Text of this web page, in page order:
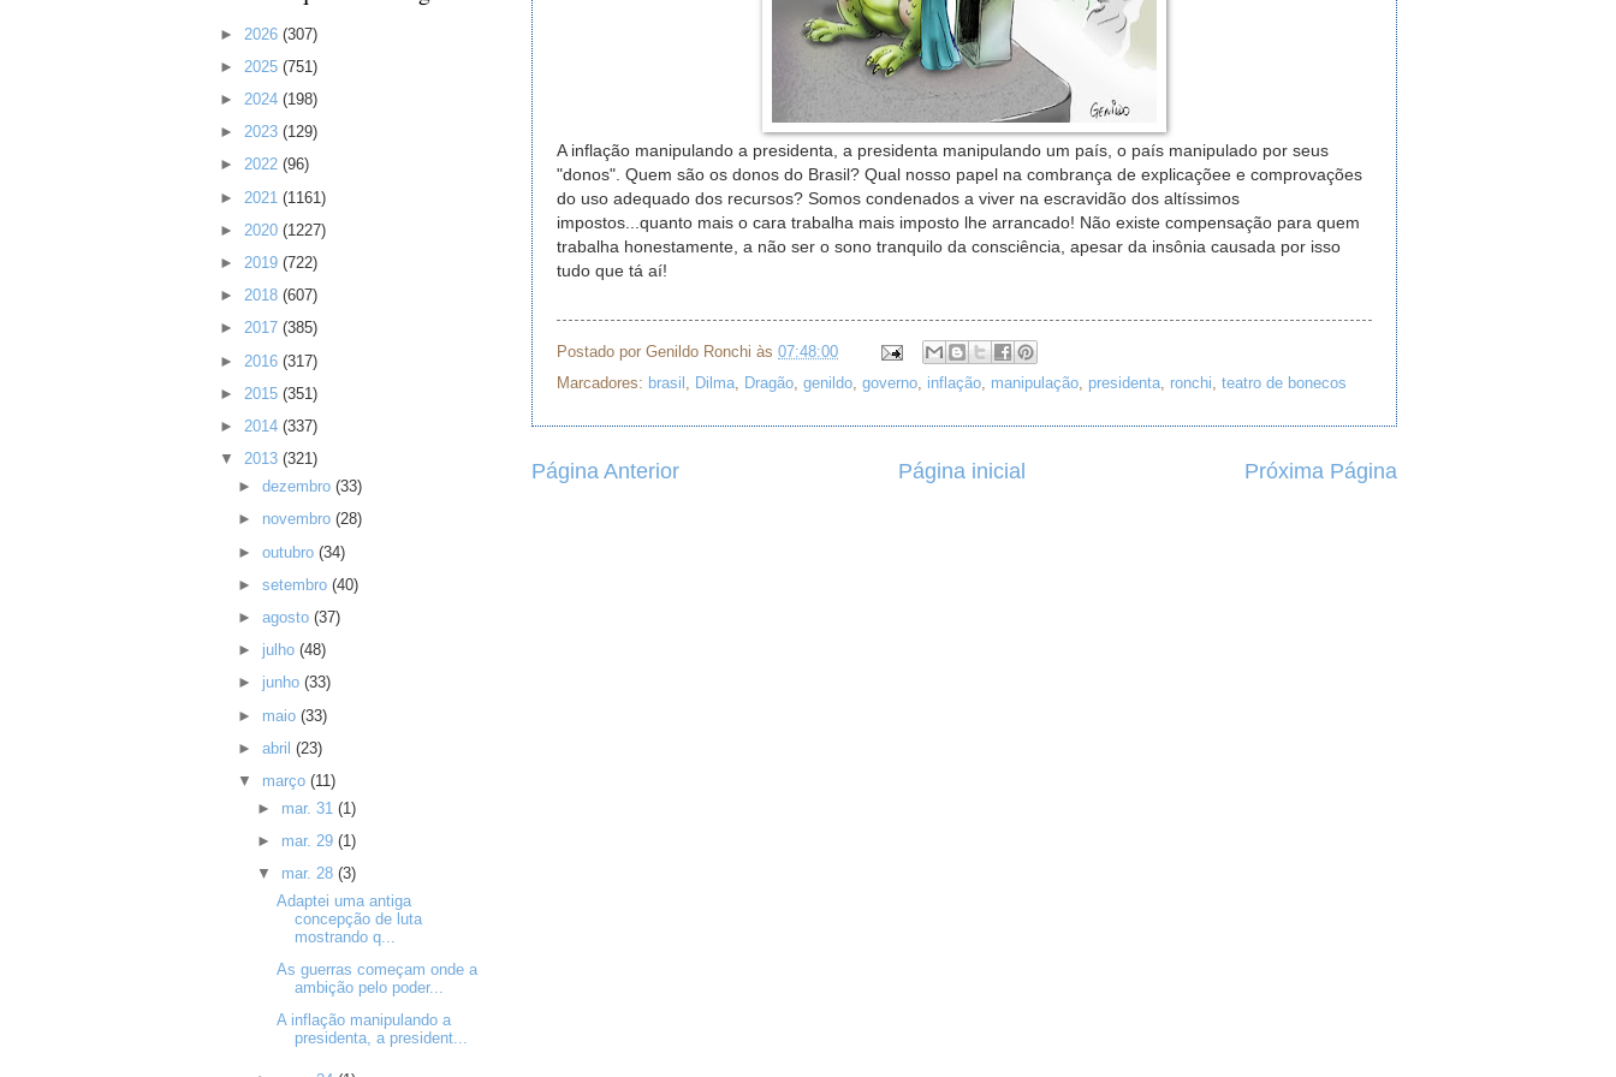
A inflação manipulando a presidenta, a presidenta manipulando um país, o país manipulado por seus
"donos". Quem são os donos do Brasil? Qual nosso papel na combrança de explicaçõee e comprovações
do uso adequado dos recursos? Somos condenados a viver na escravidão dos altíssimos
impostos...quanto mais o cara trabalha mais imposto lhe arrancado! Não existe compensação para quem
trabalha honestamente, a não ser o sono tranquilo da consciência, apesar da insônia causada por isso
tudo que tá aí!
Postado por Genildo Ronchi às 07:48:00
Marcadores: brasil , Dilma, Dragão, genildo, governo, inflação, manipulação, presidenta, ronchi, teatro de bonecos
Página Anterior Próxima Página
Página inicial
► 2026 (307)
► 2025 (751)
► 2024 (198)
► 2023 (129)
► 2022 (96)
► 2021 (1161)
► 2020 (1227)
► 2019 (722)
► 2018 (607)
► 2017 (385)
► 2016 (317)
► 2015 (351)
► 2014 (337)
▼ 2013 (321)
►dezembro(33)
► novembro(28)
►outubro(34)
►setembro(40)
►agosto(37)
► julho(48)
► junho(33)
► maio(33)
►abril(23)
▼ março(11)
► mar. 31 (1)
► mar. 29 (1)
▼ mar. 28 (3)
Adaptei uma antiga
concepção de luta
mostrando q...
As guerras começam onde a
ambição pelo poder...
A inflação manipulando a
presidenta, a president...